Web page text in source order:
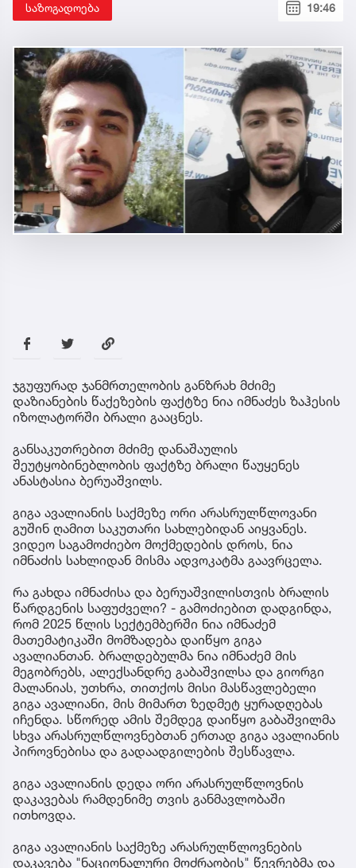
საზოგადოება 19:46
ჯგუფურად ჯანმრთელობის განზრახ მძიმე
დაზიანების წაქეზების ფაქტზე ნია იმნაძეს ზაჰესის
იზოლატორში ბრალი გააცნეს.
განსაკუთრებით მძიმე დანაშაულის
შეუტყობინებლობის ფაქტზე ბრალი წაუყენეს
ანასტასია ბერუაშვილს.
გიგა ავალიანის საქმეზე ორი არასრულწლოვანი
გუშინ ღამით საკუთარი სახლებიდან აიყვანეს.
ვიდეო საგამოძიებო მოქმედების დროს, ნია
იმნაძის სახლიდან მისმა ადვოკატმა გაავრცელა.
რა გახდა იმნაძისა და ბერუაშვილისთვის ბრალის
წარდგენის საფუძველი? - გამოძიებით დადგინდა,
რომ 2025 წლის სექტემბერში ნია იმნაძემ
მათემატიკაში მომზადება დაიწყო გიგა
ავალიანთან. ბრალდებულმა ნია იმნაძემ მის
მეგობრებს, ალექსანდრე გაბაშვილსა და გიორგი
მალანიას, უთხრა, თითქოს მისი მასწავლებელი
გიგა ავალიანი, მის მიმართ ზედმეტ ყურადღებას
იჩენდა. სწორედ ამის შემდეგ დაიწყო გაბაშვილმა
სხვა არასრულწლოვნებთან ერთად გიგა ავალიანის
პიროვნებისა და გადაადგილების შესწავლა.
გიგა ავალიანის დედა ორი არასრულწლოვნის
დაკავებას რამდენიმე თვის განმავლობაში
ითხოვდა.
გიგა ავალიანის საქმეზე არასრულწლოვნების
დაკავება "ნაციონალური მოძრაობის" წევრებმა და